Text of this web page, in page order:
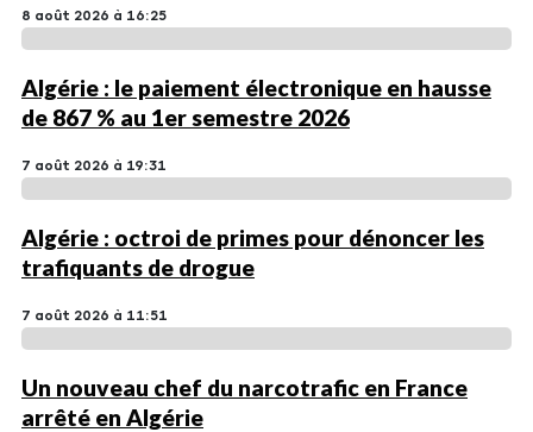
8 août 2026 à 16:25
Algérie : le paiement électronique en hausse
de 867 % au 1er semestre 2026
7 août 2026 à 19:31
Algérie : octroi de primes pour dénoncer les
trafiquants de drogue
7 août 2026 à 11:51
Un nouveau chef du narcotrafic en France
arrêté en Algérie